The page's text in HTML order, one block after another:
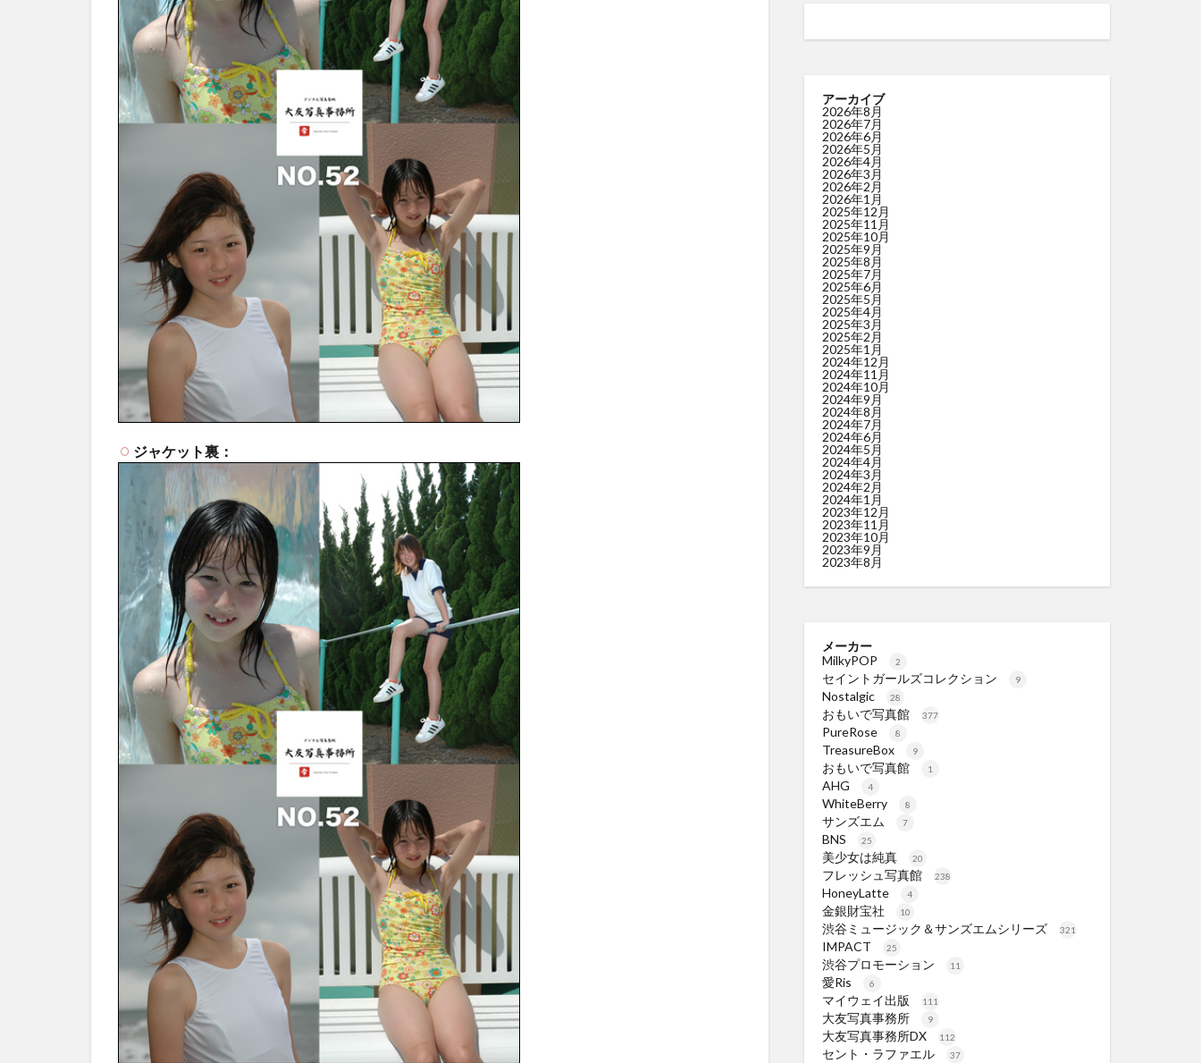
ジャケット裏：
アーカイブ
2026年8月
2026年7月
2026年6月
2026年5月
2026年4月
2026年3月
2026年2月
2026年1月
2025年12月
2025年11月
2025年10月
2025年9月
2025年8月
2025年7月
2025年6月
2025年5月
2025年4月
2025年3月
2025年2月
2025年1月
2024年12月
2024年11月
2024年10月
2024年9月
2024年8月
2024年7月
2024年6月
2024年5月
2024年4月
2024年3月
2024年2月
2024年1月
2023年12月
2023年11月
2023年10月
2023年9月
2023年8月
メーカー
MilkyPOP
2
セイントガールズコレクション 9
Nostalgic 28
おもいで写真館 377
PureRose 8
TreasureBox 9
おもいで写真館 1
AHG 4
WhiteBerry 8
サンズエム 7
BNS 25
美少女は純真 20
フレッシュ写真館 238
HoneyLatte 4
金銀財宝社 10
渋谷ミュージック＆サンズエムシリーズ 321
IMPACT 25
渋谷プロモーション 11
愛Ris 6
マイウェイ出版 111
大友写真事務所 9
大友写真事務所DX 112
セント・ラファエル 37